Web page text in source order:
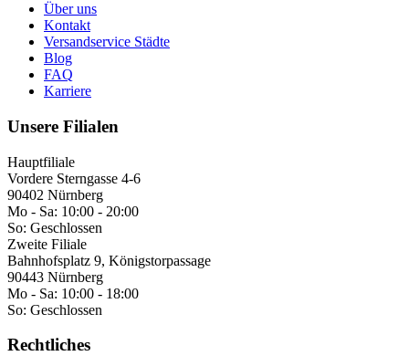
Über uns
Kontakt
Versandservice Städte
Blog
FAQ
Karriere
Unsere Filialen
Hauptfiliale
Vordere Sterngasse 4-6
90402 Nürnberg
Mo - Sa: 10:00 - 20:00
So: Geschlossen
Zweite Filiale
Bahnhofsplatz 9, Königstorpassage
90443 Nürnberg
Mo - Sa: 10:00 - 18:00
So: Geschlossen
Rechtliches